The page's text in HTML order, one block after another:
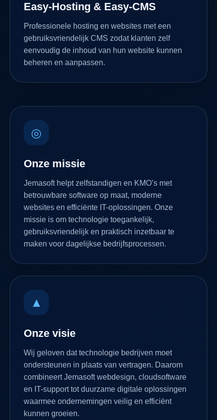
Easy-Hosting & Easy-CMS
Professionele hosting en websites met een
gebruiksvriendelijk CMS zodat klanten zelf
eenvoudig de inhoud van hun website kunnen
beheren en aanpassen.
◎
Onze missie
Jemasoft helpt zelfstandigen en KMO’s met
betrouwbare software op maat, moderne
websites en efficiënte IT-oplossingen. Onze
missie is om technologie toegankelijk,
gebruiksvriendelijk en praktisch inzetbaar te
maken voor dagelijkse bedrijfsprocessen.
▲
Onze visie
Wij geloven dat technologie bedrijven moet
ondersteunen in plaats van vertragen. Daarom
combineert Jemasoft webdesign, cloudsoftware
en IT-support tot duurzame digitale oplossingen
waarmee ondernemingen veilig en efficiënt
kunnen groeien.